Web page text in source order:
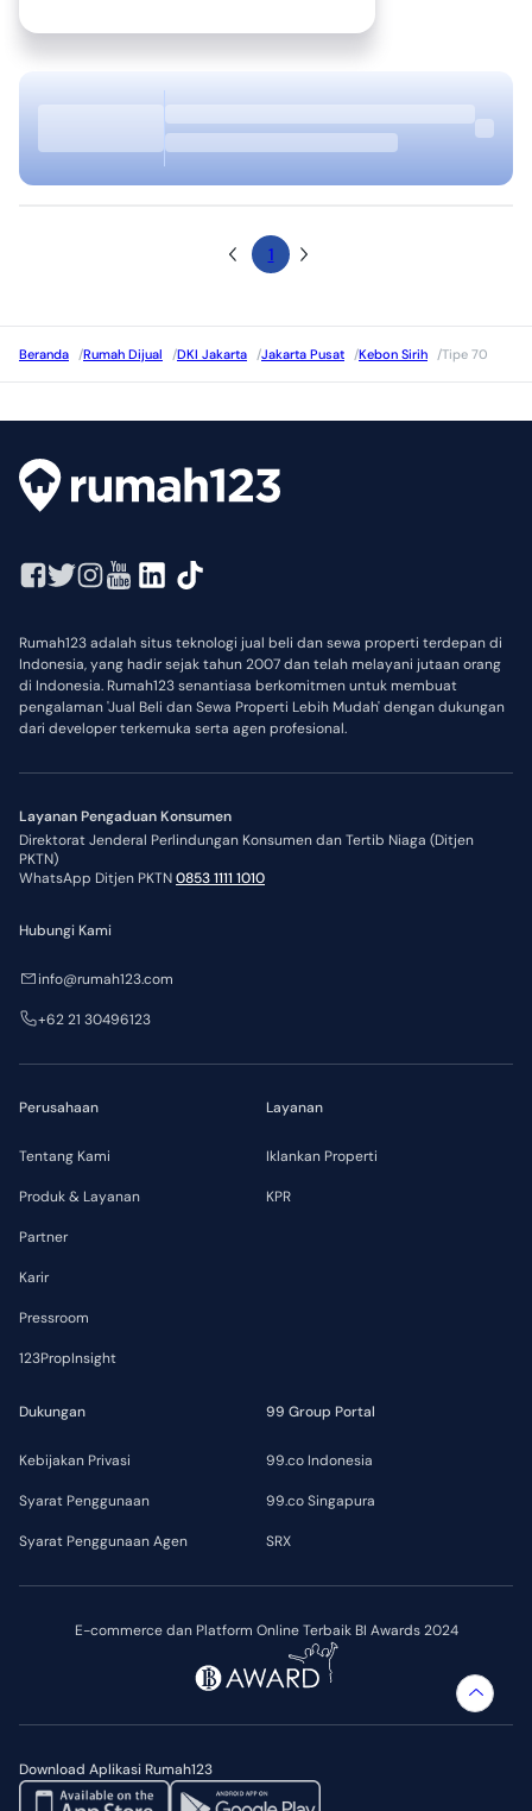
1
Beranda /Rumah Dijual /DKI Jakarta /Jakarta Pusat /Kebon Sirih /Tipe 70
Rumah123 adalah situs teknologi jual beli dan sewa properti terdepan di
Indonesia, yang hadir sejak tahun 2007 dan telah melayani jutaan orang
di Indonesia. Rumah123 senantiasa berkomitmen untuk membuat
pengalaman 'Jual Beli dan Sewa Properti Lebih Mudah' dengan dukungan
dari developer terkemuka serta agen profesional.
Layanan Pengaduan Konsumen
Direktorat Jenderal Perlindungan Konsumen dan Tertib Niaga (Ditjen
PKTN)
WhatsApp Ditjen PKTN0853 1111 1010
E-commerce dan Platform Online Terbaik BI Awards 2024
Download Aplikasi Rumah123
Perusahaan
Tentang Kami
Produk & Layanan
Partner
Karir
Pressroom
123PropInsight
Layanan
Iklankan Properti
KPR
Dukungan
Kebijakan Privasi
Syarat Penggunaan
Syarat Penggunaan Agen
99 Group Portal
99.co Indonesia
99.co Singapura
SRX
Hubungi Kami
info@rumah123.com
+62 21 30496123